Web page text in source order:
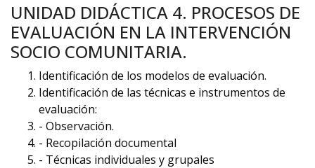
UNIDAD DIDÁCTICA 4. PROCESOS DE
EVALUACIÓN EN LA INTERVENCIÓN
SOCIO COMUNITARIA.
Identificación de los modelos de evaluación.
Identificación de las técnicas e instrumentos de
evaluación:
- Observación.
- Recopilación documental
- Técnicas individuales y grupales